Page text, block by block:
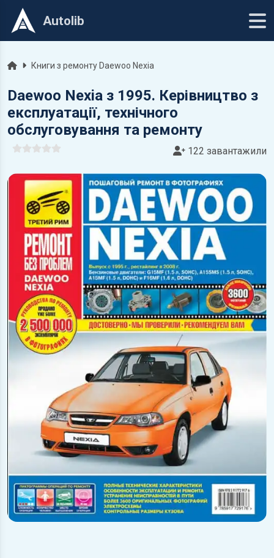
Autolib
ГоловнаКниги з ремонту Daewoo Nexia
Daewoo Nexia з 1995. Керівництво з
експлуатації, технічного
обслуговування та ремонту
122 завантажили